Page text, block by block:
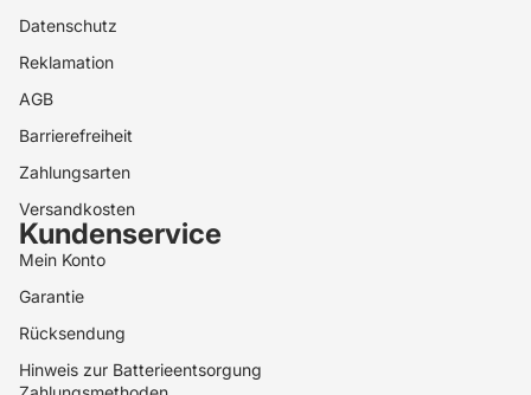
Datenschutz
Reklamation
AGB
Barrierefreiheit
Zahlungsarten
Versandkosten
Kundenservice
Mein Konto
Garantie
Rücksendung
Hinweis zur Batterieentsorgung
Datenschutzerklärung
Versand
Kontaktinformationen